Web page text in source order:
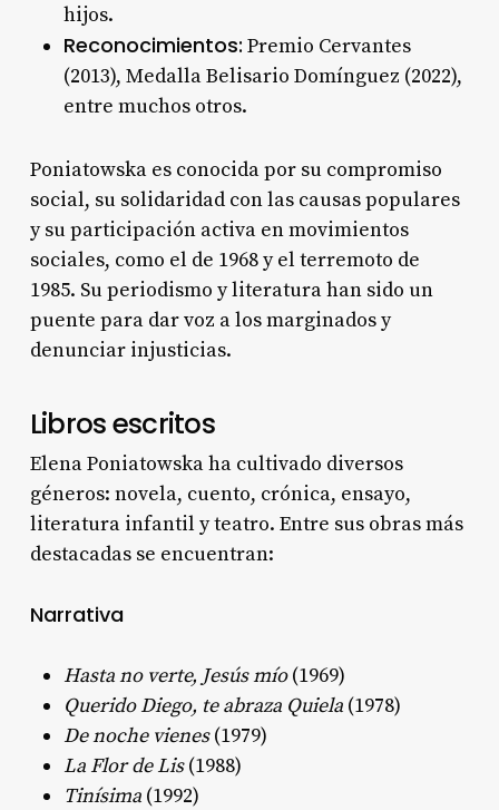
hijos.
Reconocimientos: Premio Cervantes
(2013), Medalla Belisario Domínguez (2022),
entre muchos otros.
Poniatowska es conocida por su compromiso
social, su solidaridad con las causas populares
y su participación activa en movimientos
sociales, como el de 1968 y el terremoto de
1985. Su periodismo y literatura han sido un
puente para dar voz a los marginados y
denunciar injusticias.
Libros escritos
Elena Poniatowska ha cultivado diversos
géneros: novela, cuento, crónica, ensayo,
literatura infantil y teatro. Entre sus obras más
destacadas se encuentran:
Narrativa
Hasta no verte, Jesús mío(1969)
Querido Diego, te abraza Quiela(1978)
De noche vienes(1979)
La Flor de Lis(1988)
Tinísima(1992)